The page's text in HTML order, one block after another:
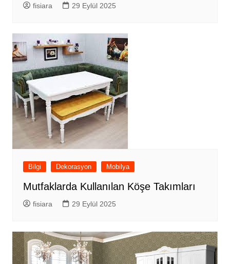
fisiara 29 Eylül 2025
Bilgi Dekorasyon Mobilya
Mutfaklarda Kullanılan Köşe Takımları
fisiara 29 Eylül 2025